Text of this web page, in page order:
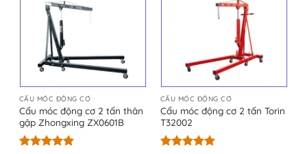
CẨU MÓC ĐỘNG CƠ
Cẩu móc động cơ 2 tấn thân
gập Zhongxing ZX0601B
CẨU MÓC ĐỘNG CƠ
Cẩu móc động cơ 2 tấn Torin
T32002